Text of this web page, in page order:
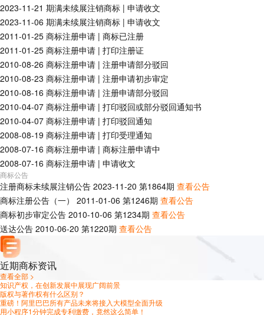
2023-11-21 期满未续展注销商标 | 申请收文
2023-11-06 期满未续展注销商标 | 申请收文
2011-01-25 商标注册申请 | 商标已注册
2011-01-25 商标注册申请 | 打印注册证
2010-08-26 商标注册申请 | 注册申请部分驳回
2010-08-23 商标注册申请 | 注册申请初步审定
2010-08-16 商标注册申请 | 注册申请部分驳回
2010-04-07 商标注册申请 | 打印驳回或部分驳回通知书
2010-04-07 商标注册申请 | 打印驳回通知
2008-08-19 商标注册申请 | 打印受理通知
2008-07-16 商标注册申请 | 商标注册申请中
2008-07-16 商标注册申请 | 申请收文
商标公告
注册商标未续展注销公告 2023-11-20 第1864期 查看公告
商标注册公告（一）
2011-01-06 第1246期 查看公告
商标初步审定公告 2010-10-06 第1234期 查看公告
送达公告 2010-06-20 第1220期 查看公告
近期商标资讯
查看全部 >
知识产权，在创新发展中展现广阔前景
版权与著作权有什么区别？
重磅！阿里巴巴所有产品未来将接入大模型全面升级
用小程序1分钟完成专利缴费，竟然这么简单！